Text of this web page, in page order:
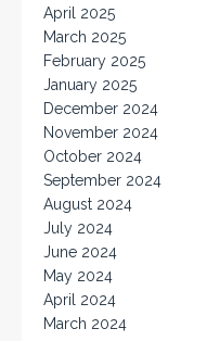
April 2025
March 2025
February 2025
January 2025
December 2024
November 2024
October 2024
September 2024
August 2024
July 2024
June 2024
May 2024
April 2024
March 2024